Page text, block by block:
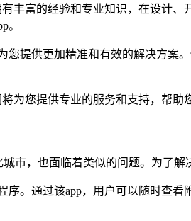
丰富的经验和专业知识，在设计
。
提供更加精准和有效的解决方案
为您提供专业的服务和支持，帮助
市，也面临着类似的问题。为了
。通过该app，用户可以随时查